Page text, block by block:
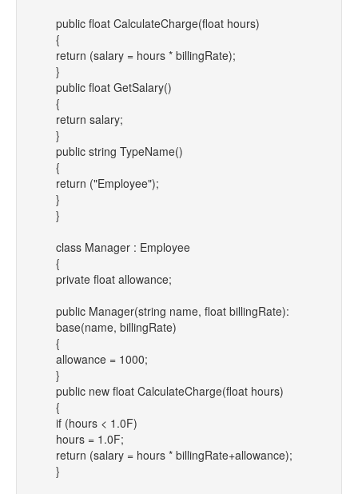
public float CalculateCharge(float hours)
{
return (salary = hours * billingRate);
}
public float GetSalary()
{
return salary;
}
public string TypeName()
{
return ("Employee");
}
}
class Manager : Employee
{
private float allowance;
public Manager(string name, float billingRate):
base(name, billingRate)
{
allowance = 1000;
}
public new float CalculateCharge(float hours)
{
if (hours < 1.0F)
hours = 1.0F;
return (salary = hours * billingRate+allowance);
}